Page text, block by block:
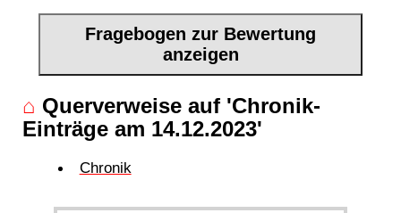
Fragebogen zur Bewertung
anzeigen
⌂ Querverweise auf 'Chronik-
Einträge am 14.12.2023'
Chronik